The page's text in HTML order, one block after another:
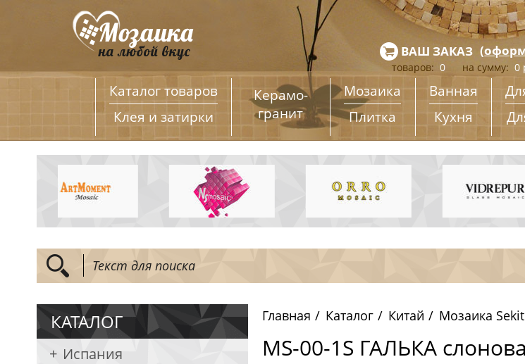
ВАШ ЗАКАЗ (
товаров: 0 на сумму: 0
Каталог товаров
Клея и затирки
Керамо­
гранит
Мозаика
Плитка
Ванная
Кухня
КАТАЛОГ
Испания
Главная Каталог Китай Мозаика
MS-00-1S ГАЛЬКА